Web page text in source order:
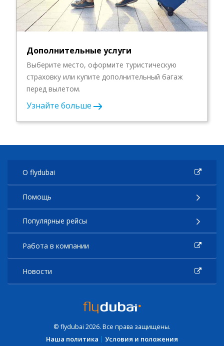
Дополнительные услуги
Выберите место, оформите туристическую
страховку или купите дополнительный багаж
перед вылетом.
Узнайте больше
© flydubai 2026. Все права защищены.
Наша политика Условия и положения
О flydubai
Помощь
Популярные рейсы
Работа в компании
Новости